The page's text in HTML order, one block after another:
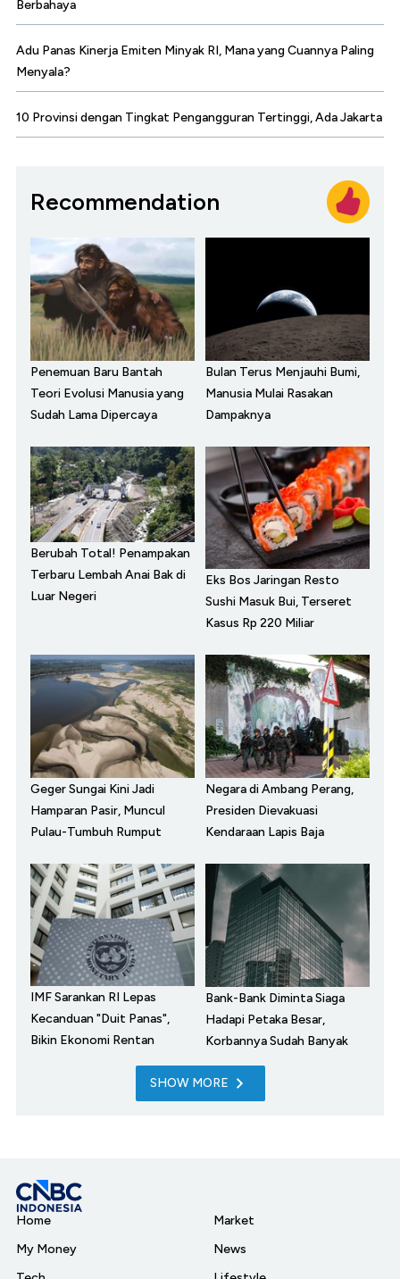
Berbahaya
Adu Panas Kinerja Emiten Minyak RI, Mana yang Cuannya Paling
Menyala?
10 Provinsi dengan Tingkat Pengangguran Tertinggi, Ada Jakarta
Recommendation
Penemuan Baru Bantah
Teori Evolusi Manusia yang
Sudah Lama Dipercaya
Bulan Terus Menjauhi Bumi,
Manusia Mulai Rasakan
Dampaknya
Berubah Total! Penampakan
Terbaru Lembah Anai Bak di
Luar Negeri
Eks Bos Jaringan Resto
Sushi Masuk Bui, Terseret
Kasus Rp 220 Miliar
Geger Sungai Kini Jadi
Hamparan Pasir, Muncul
Pulau-Tumbuh Rumput
Negara di Ambang Perang,
Presiden Dievakuasi
Kendaraan Lapis Baja
IMF Sarankan RI Lepas
Kecanduan "Duit Panas",
Bikin Ekonomi Rentan
Bank-Bank Diminta Siaga
Hadapi Petaka Besar,
Korbannya Sudah Banyak
SHOW MORE
Home
My Money
Market
News